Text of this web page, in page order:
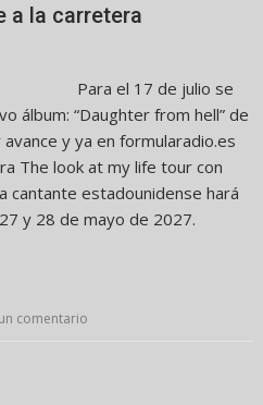
a la carretera
Para el 17 de julio se
álbum: “Daughter from hell” de
y ya en formularadio.es
The look at my life tour con
cantante estadounidense hará
y 28 de mayo de 2027.
comentario